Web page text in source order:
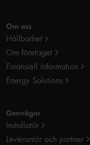
Om oss
Hållbarhet
Om företaget
Finansiell information
Energy Solutions
Genvägar
Installatör
Leverantör och partner